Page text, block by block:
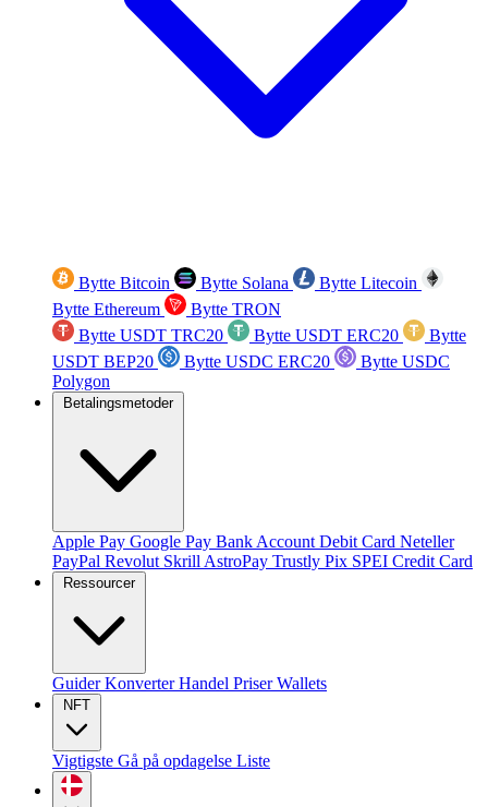
Bytte Bitcoin Bytte Solana
Bytte Litecoin
Bytte Ethereum
Bytte TRON
Bytte USDT TRC20
Bytte USDT ERC20
Bytte
USDT BEP20
Bytte USDC ERC20
Bytte USDC
Polygon
Betalingsmetoder
Apple Pay Google Pay Bank Account Debit Card Neteller
PayPal Revolut Skrill AstroPay Trustly Pix SPEI Credit Card
Ressourcer
GuiderKonverterHandel PriserWallets
NFT
Vigtigste Gå på opdagelse Liste